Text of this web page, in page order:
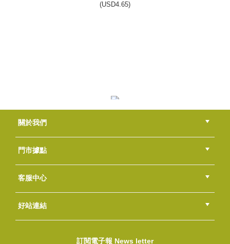
(USD4.65)
關於我們
公司簡介
品牌故事
最新消息
隱私權聲明
版權聲明
門市據點
總部
北區
中區
南區
東區
海外
客服中心
會員等級
購物流程
訂單查詢
常見問題
海外訂購流程
連絡我們
下載專區
紅利點數
好站連結
訂閱電子報 News letter